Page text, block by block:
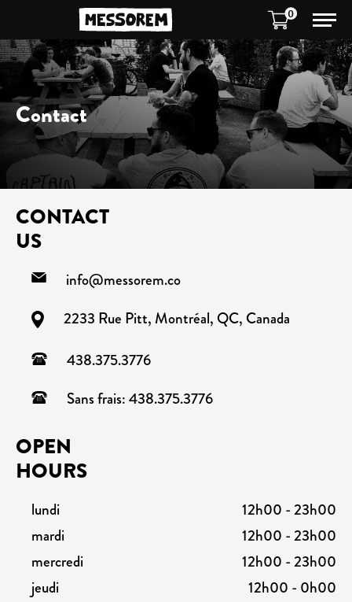
0
Contact
CONTACT
US
info@messorem.co
2233 Rue Pitt, Montréal, QC, Canada
438.375.3776
Sans frais: 438.375.3776
OPEN
HOURS
lundi
12h00 - 23h00
mardi
12h00 - 23h00
mercredi
12h00 - 23h00
jeudi
12h00 - 0h00